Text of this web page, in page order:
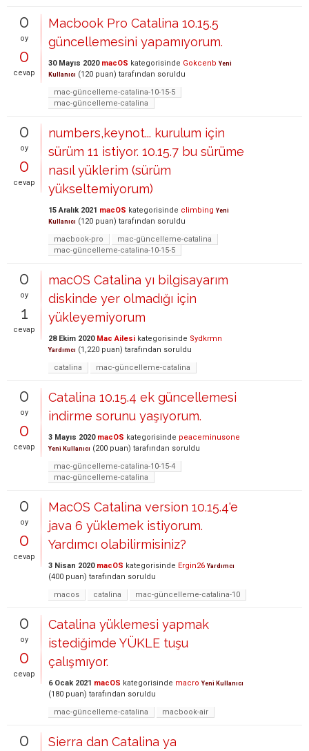
0
oy
0
cevap
Macbook Pro Catalina 10.15.5
güncellemesini yapamıyorum.
30 Mayıs 2020 macOS kategorisinde Gokcenb Yeni
Kullanıcı (120 puan) tarafından soruldu
mac-güncelleme-catalina-10-15-5
mac-güncelleme-catalina
0
oy
0
cevap
numbers,keynot... kurulum için
sürüm 11 istiyor. 10.15.7 bu sürüme
nasıl yüklerim (sürüm
yükseltemiyorum)
15 Aralık 2021 macOS kategorisinde climbing Yeni
Kullanıcı (120 puan) tarafından soruldu
macbook-pro
mac-güncelleme-catalina
mac-güncelleme-catalina-10-15-5
0
oy
1
cevap
macOS Catalina yı bilgisayarım
diskinde yer olmadığı için
yükleyemiyorum
28 Ekim 2020 Mac Ailesi kategorisinde Sydkrmn
Yardımcı (1,220 puan) tarafından soruldu
catalina
mac-güncelleme-catalina
0
oy
0
cevap
Catalina 10.15.4 ek güncellemesi
indirme sorunu yaşıyorum.
3 Mayıs 2020 macOS kategorisinde peaceminusone
Yeni Kullanıcı (200 puan) tarafından soruldu
mac-güncelleme-catalina-10-15-4
mac-güncelleme-catalina
0
oy
0
cevap
MacOS Catalina version 10.15.4'e
java 6 yüklemek istiyorum.
Yardımcı olabilirmisiniz?
3 Nisan 2020 macOS kategorisinde Ergin26 Yardımcı
(400 puan) tarafından soruldu
macos
catalina mac-güncelleme-catalina-10
0
oy
0
cevap
Catalina yüklemesi yapmak
istediğimde YÜKLE tuşu
çalışmıyor.
6 Ocak 2021 macOS kategorisinde macro Yeni Kullanıcı
(180 puan) tarafından soruldu
mac-güncelleme-catalina
macbook-air
0
Sierra dan Catalina ya